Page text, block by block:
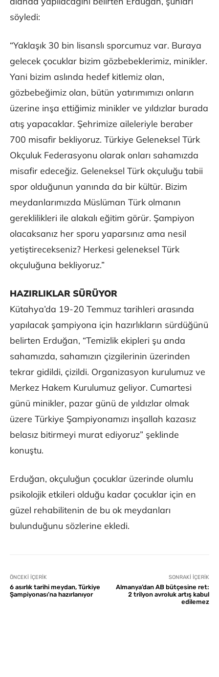
söyledi:
“Yaklaşık 30 bin lisanslı sporcumuz var. Buraya
gelecek çocuklar bizim gözbebeklerimiz, minikler.
Yani bizim aslında hedef kitlemiz olan,
gözbebeğimiz olan, bütün yatırımımızı onların
üzerine inşa ettiğimiz minikler ve yıldızlar burada
atış yapacaklar. Şehrimize aileleriyle beraber
700 misafir bekliyoruz. Türkiye Geleneksel Türk
Okçuluk Federasyonu olarak onları sahamızda
misafir edeceğiz. Geleneksel Türk okçuluğu tabii
spor olduğunun yanında da bir kültür. Bizim
meydanlarımızda Müslüman Türk olmanın
gereklilikleri ile alakalı eğitim görür. Şampiyon
olacaksanız her sporu yaparsınız ama nesil
yetiştirecekseniz? Herkesi geleneksel Türk
okçuluğuna bekliyoruz.”
HAZIRLIKLAR SÜRÜYOR
Kütahya’da 19-20 Temmuz tarihleri arasında
yapılacak şampiyona için hazırlıkların sürdüğünü
belirten Erduğan, “Temizlik ekipleri şu anda
sahamızda, sahamızın çizgilerinin üzerinden
tekrar gidildi, çizildi. Organizasyon kurulumuz ve
Merkez Hakem Kurulumuz geliyor. Cumartesi
günü minikler, pazar günü de yıldızlar olmak
üzere Türkiye Şampiyonamızı inşallah kazasız
belasız bitirmeyi murat ediyoruz” şeklinde
konuştu.
Erduğan, okçuluğun çocuklar üzerinde olumlu
psikolojik etkileri olduğu kadar çocuklar için en
güzel rehabilitenin de bu ok meydanları
bulunduğunu sözlerine ekledi.
ÖNCEKI İÇERIK
6 asırlık tarihi meydan, Türkiye
Şampiyonası’na hazırlanıyor
SONRAKI İÇERIK
Almanya’dan AB bütçesine ret:
2 trilyon avroluk artış kabul
edilemez